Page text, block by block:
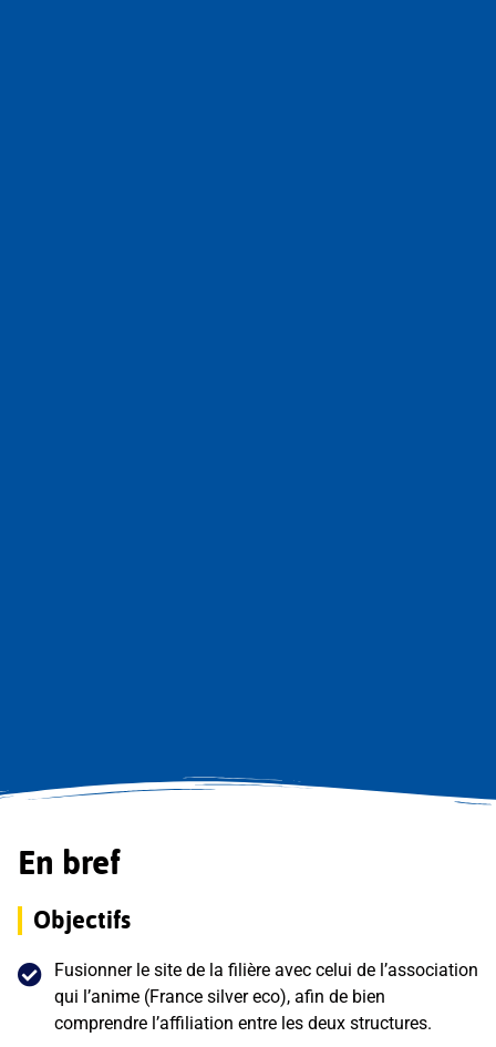
En bref
Objectifs
Fusionner le site de la filière avec celui de l’association
qui l’anime (France silver eco), afin de bien
comprendre l’affiliation entre les deux structures.